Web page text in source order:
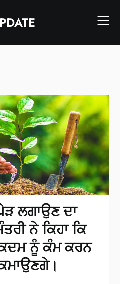
ਲਗਾਉਣ ਦਾ
ਨੇ ਕਿਹਾ ਕਿ
ਨੂੰ ਕੰਮ ਕਰਨ